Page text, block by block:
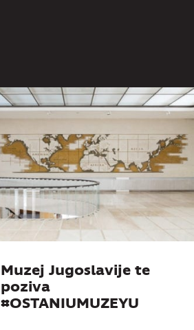
Muzej Jugoslavije te
poziva
#OSTANIUMUZEYU